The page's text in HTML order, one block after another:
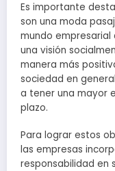
Es importante
son una moda
mundo empresarial
una visión
manera más
sociedad en
a tener una mayor
plazo.
Para lograr estos
las empresas
responsabilidad en